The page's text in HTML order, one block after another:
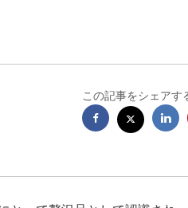
この記事をシェアす